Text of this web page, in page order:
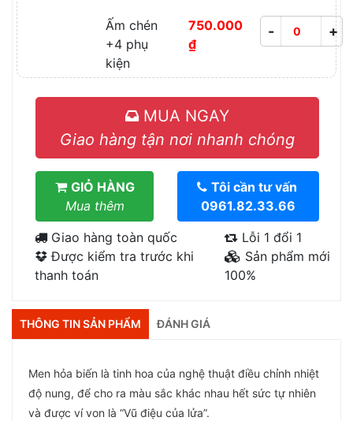
Ấm chén
+4 phụ
kiện
750.000
₫
- +
MUA NGAY
Giao hàng tận nơi nhanh chóng
GIỎ HÀNG
Mua thêm
Tôi cần tư vấn
0961.82.33.66
Giao hàng toàn quốc
Được kiểm tra trước khi
thanh toán
Lỗi 1 đổi 1
Sản phẩm mới
100%
THÔNG TIN SẢN PHẨM ĐÁNH GIÁ
Men hỏa biến là tinh hoa của nghệ thuật điều chỉnh nhiệt
độ nung, để cho ra màu sắc khác nhau hết sức tự nhiên
và được ví von là “Vũ điệu của lửa”.